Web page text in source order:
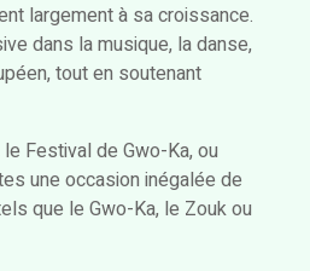
largement à sa croissance.
dans la musique, la danse,
tout en soutenant
Festival de Gwo-Ka, ou
une occasion inégalée de
que le Gwo-Ka, le Zouk ou